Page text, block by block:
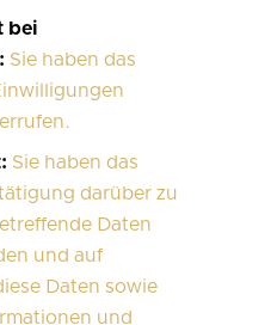
bei
Sie haben das
Sie haben das
darüber zu
Daten
und auf
Daten sowie
und